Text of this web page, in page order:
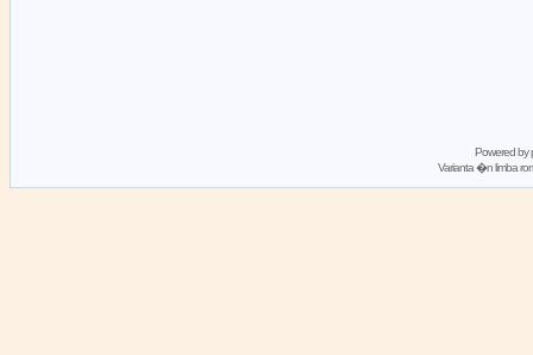
Powered by
Varianta �n limba